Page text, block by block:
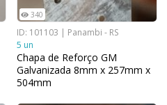
340
ID: 101103 | Panambi - RS
5 un
Chapa de Reforço GM
Galvanizada 8mm x 257mm x
504mm